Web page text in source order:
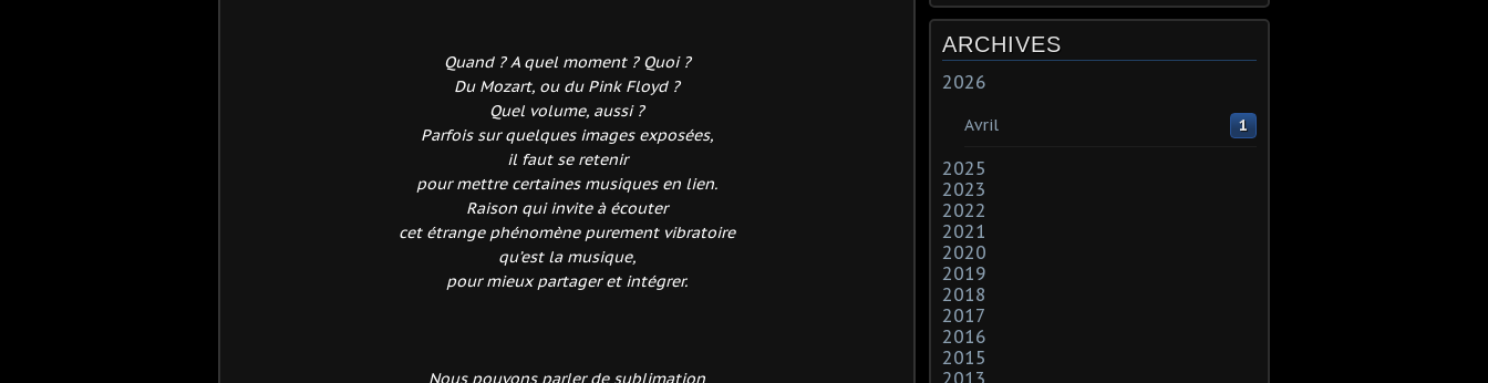
Quand ? A quel moment ? Quoi ?
Du Mozart, ou du Pink Floyd ?
Quel volume, aussi ?
Parfois sur quelques images exposées,
il faut se retenir
pour mettre certaines musiques en lien.
Raison qui invite à écouter
cet étrange phénomène purement vibratoire
qu’est la musique,
pour mieux partager et intégrer.
Nous pouvons parler de sublimation
ARCHIVES
2026
Avril 1
2025
2023
2022
2021
2020
2019
2018
2017
2016
2015
2013